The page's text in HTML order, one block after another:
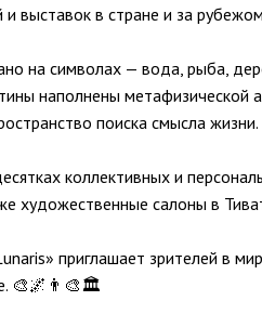
выставок в стране и за
на символах — вода, рыба,
наполнены метафизической
поиска смысла жизни.
коллективных и
художественные салоны в
приглашает зрителей в
🎨🌌👨‍🎨🏛️